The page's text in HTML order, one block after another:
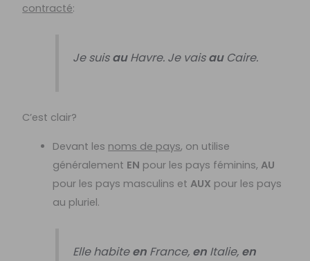
contracté:
Je suisauHavre. Je vaisauCaire.
C’est clair?
Devant les noms de pays, on utilise
généralement EN pour les pays féminins, AU
pour les pays masculins et AUX pour les pays
au pluriel.
Elle habiteenFrance, enItalie, en